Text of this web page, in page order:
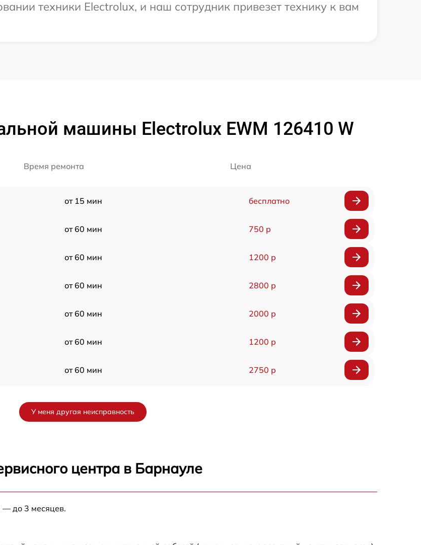
техники Electrolux, и наш сотрудник привезет технику к вам
машины Electrolux EWM 126410 W
Время ремонта Цена
от 15 мин бесплатно
от 60 мин 750 р
от 60 мин 1200 р
от 60 мин 2800 р
от 60 мин 2000 р
от 60 мин 1200 р
от 60 мин 2750 р
от 60 мин
от 60 мин 1100 р
У меня другая неисправность
центра в Барнауле
— до 3 месяцев.